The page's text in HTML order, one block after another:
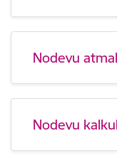
Nodevu
Nodevu